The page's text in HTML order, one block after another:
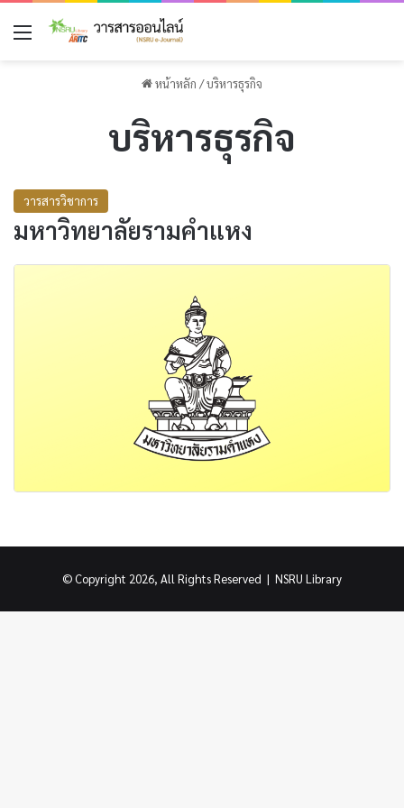
เมนู
หน้าหลัก /บริหารธุรกิจ
บริหารธุรกิจ
วารสารวิชาการ
มหาวิทยาลัยรามคำแหง
© Copyright 2026, All Rights Reserved | NSRU Library